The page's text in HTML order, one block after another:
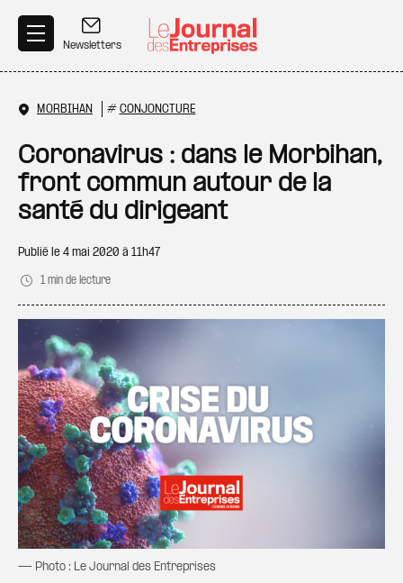
Newsletters
MORBIHAN # CONJONCTURE
Coronavirus : dans le Morbihan,
front commun autour de la
santé du dirigeant
Publié le 4 mai 2020 à 11h47
1 min de lecture
— Photo : Le Journal des Entreprises